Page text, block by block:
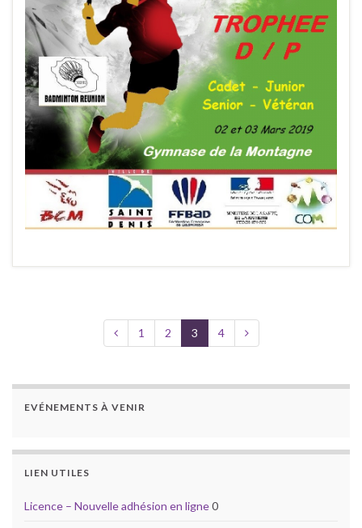
1 2 3 4
EVÉNEMENTS À VENIR
LIEN UTILES
Licence – Nouvelle adhésion en ligne0